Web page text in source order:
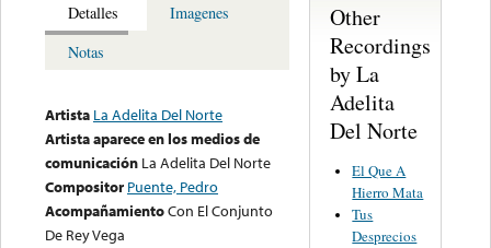
Detalles
Imagenes
Notas
Artista La Adelita Del Norte
Artista aparece en los medios de
comunicación La Adelita Del Norte
Compositor Puente, Pedro
AcompañamientoCon El Conjunto
De Rey Vega
Other
Recordings
by La
Adelita
Del Norte
El Que A
Hierro Mata
Tus
Desprecios